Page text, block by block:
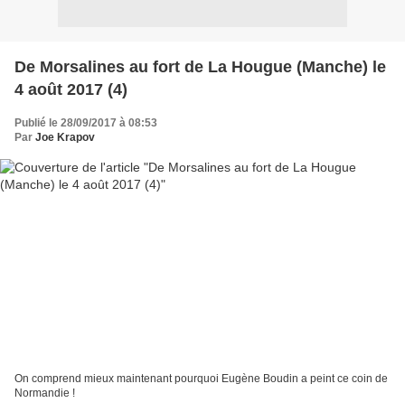
De Morsalines au fort de La Hougue (Manche) le
4 août 2017 (4)
Publié le 28/09/2017 à 08:53
Par Joe Krapov
On comprend mieux maintenant pourquoi Eugène Boudin a peint ce coin de
Normandie !